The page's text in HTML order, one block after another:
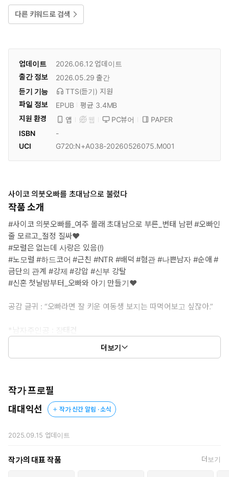
다른 키워드로 검색
업데이트 2026.06.12업데이트
출간 정보
2026.05.29 출간
듣기 기능
TTS(듣기) 지원
파일 정보
EPUB
평균 3.4MB
지원 환경
앱 웹 PC뷰어
PAPER
ISBN
-
UCI
G720:N+A038-20260526075.M001
사이코 의붓오빠를 초대남으로 불렀다
작품 소개
#사이코 의붓오빠를_여주 몰래 초대남으로 부른_변태 남편 #오빠인
줄 모르고_절정 질싸♥
#모럴은 없는데 사랑은 있음(!)
#노모럴 #하드코어 #근친 #NTR #배덕 #혐관 #나쁜남자 #순애 #
금단의 관계 #강제 #강압 #신부 강탈
#신혼 첫날밤부터_오빠와 아기 만들기♥
공감 글귀 : “오빠라면 잘 키운 여동생 보지는 따먹어보고 싶잖아.”
*남자주인공 : 장태건
유연의 의붓오빠. 오른팔과 등판에 검은 용 문신이 있어 유연은 그를
한낱 양아치 취급하지만 뒷세계의 거물이다. 빼어난 얼굴과 대단한
어린 시절 유연을 보고 첫눈에 반했다.
*여자주인공 : 장유연
본성에 환멸을 느껴 금세 앙숙이 됐다.
산을 물려받을 수 있기에 유연에게 초대남의 씨를 받을 것을 강요한
더보기
작가 프로필
대대익선
작가 신간 알림 · 소식
2025.09.15 업데이트
작가의 대표 작품 더보기